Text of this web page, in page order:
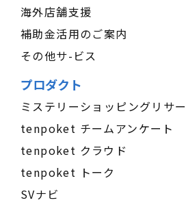
海外店舗支援
補助金活用のご案内
その他サ-ビス
プロダクト
ミステリーショッピングリサ
tenpoket チームアンケート
tenpoket クラウド
tenpoket トーク
SVナビ